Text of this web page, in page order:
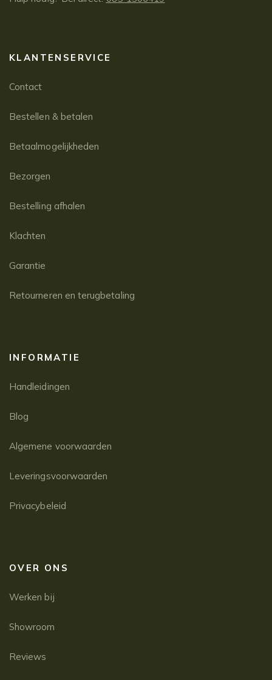
KLANTENSERVICE
Contact
Bestellen & betalen
Betaalmogelijkheden
Bezorgen
Bestelling afhalen
Klachten
Garantie
Retourneren en terugbetaling
INFORMATIE
Handleidingen
Blog
Algemene voorwaarden
Leveringsvoorwaarden
Privacybeleid
OVER ONS
Werken bij
Showroom
Reviews